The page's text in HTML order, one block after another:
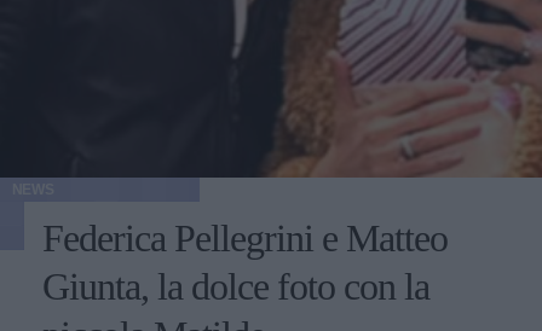
Federica Pellegrini e Matteo
Giunta, la dolce foto con la